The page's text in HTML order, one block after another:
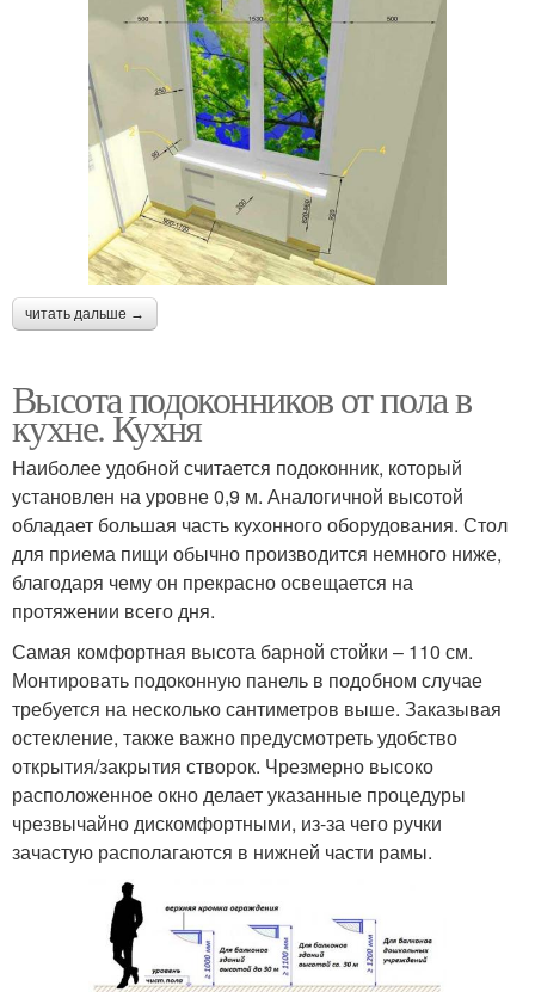
читать дальше →
Высота подоконников от пола в
кухне. Кухня
Наиболее удобной считается подоконник, который
установлен на уровне 0,9 м. Аналогичной высотой
обладает большая часть кухонного оборудования. Стол
для приема пищи обычно производится немного ниже,
благодаря чему он прекрасно освещается на
протяжении всего дня.
Самая комфортная высота барной стойки – 110 см.
Монтировать подоконную панель в подобном случае
требуется на несколько сантиметров выше. Заказывая
остекление, также важно предусмотреть удобство
открытия/закрытия створок. Чрезмерно высоко
расположенное окно делает указанные процедуры
чрезвычайно дискомфортными, из-за чего ручки
зачастую располагаются в нижней части рамы.